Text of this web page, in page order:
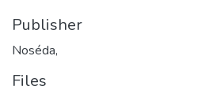
Publisher
Noséda,
Files